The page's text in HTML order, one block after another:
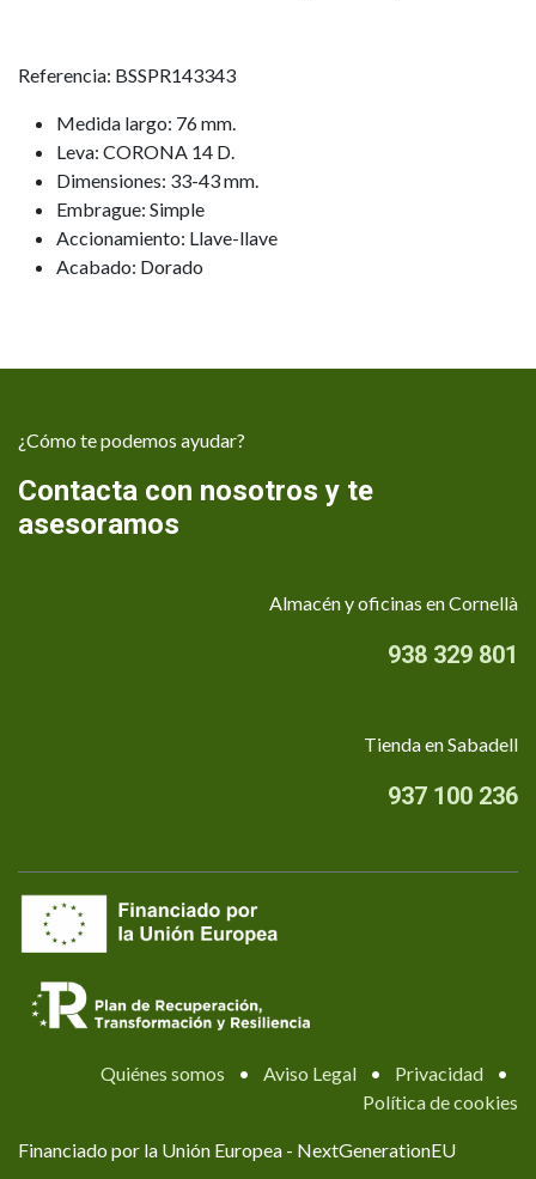
Referencia: BSSPR143343
Medida largo: 76 mm.
Leva: CORONA 14 D.
Dimensiones: 33-43 mm.
Embrague: Simple
Accionamiento: Llave-llave
Acabado: Dorado
¿Cómo te podemos ayudar?
Contacta con nosotros y te
asesoramos
Almacén y oficinas en Cornellà
938 329 801
Tienda en Sabadell
937 100 236
Quiénes somos • Aviso Legal • Privacidad
•
Política de cookies
Financiado por la Unión Europea - NextGenerationEU